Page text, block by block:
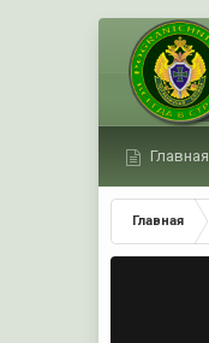
Главная
Главная